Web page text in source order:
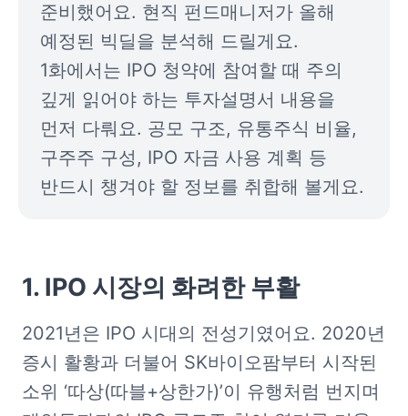
준비했어요. 현직 펀드매니저가 올해
예정된 빅딜을 분석해 드릴게요.
1화에서는 IPO 청약에 참여할 때 주의
깊게 읽어야 하는 투자설명서 내용을
먼저 다뤄요. 공모 구조, 유통주식 비율,
구주주 구성, IPO 자금 사용 계획 등
반드시 챙겨야 할 정보를 취합해 볼게요.
1. IPO 시장의 화려한 부활
2021년은 IPO 시대의 전성기였어요. 2020년
증시 활황과 더불어 SK바이오팜부터 시작된
소위 ‘따상(따블+상한가)’이 유행처럼 번지며